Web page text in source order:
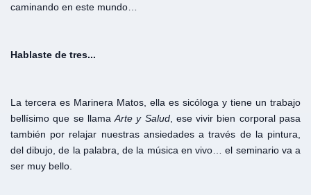
caminando en este mundo…
Hablaste de tres...
La tercera es Marinera Matos, ella es sicóloga y tiene un trabajo
bellísimo que se llamaArte y Salud, ese vivir bien corporal pasa
también por relajar nuestras ansiedades a través de la pintura,
del dibujo, de la palabra, de la música en vivo… el seminario va a
ser muy bello.